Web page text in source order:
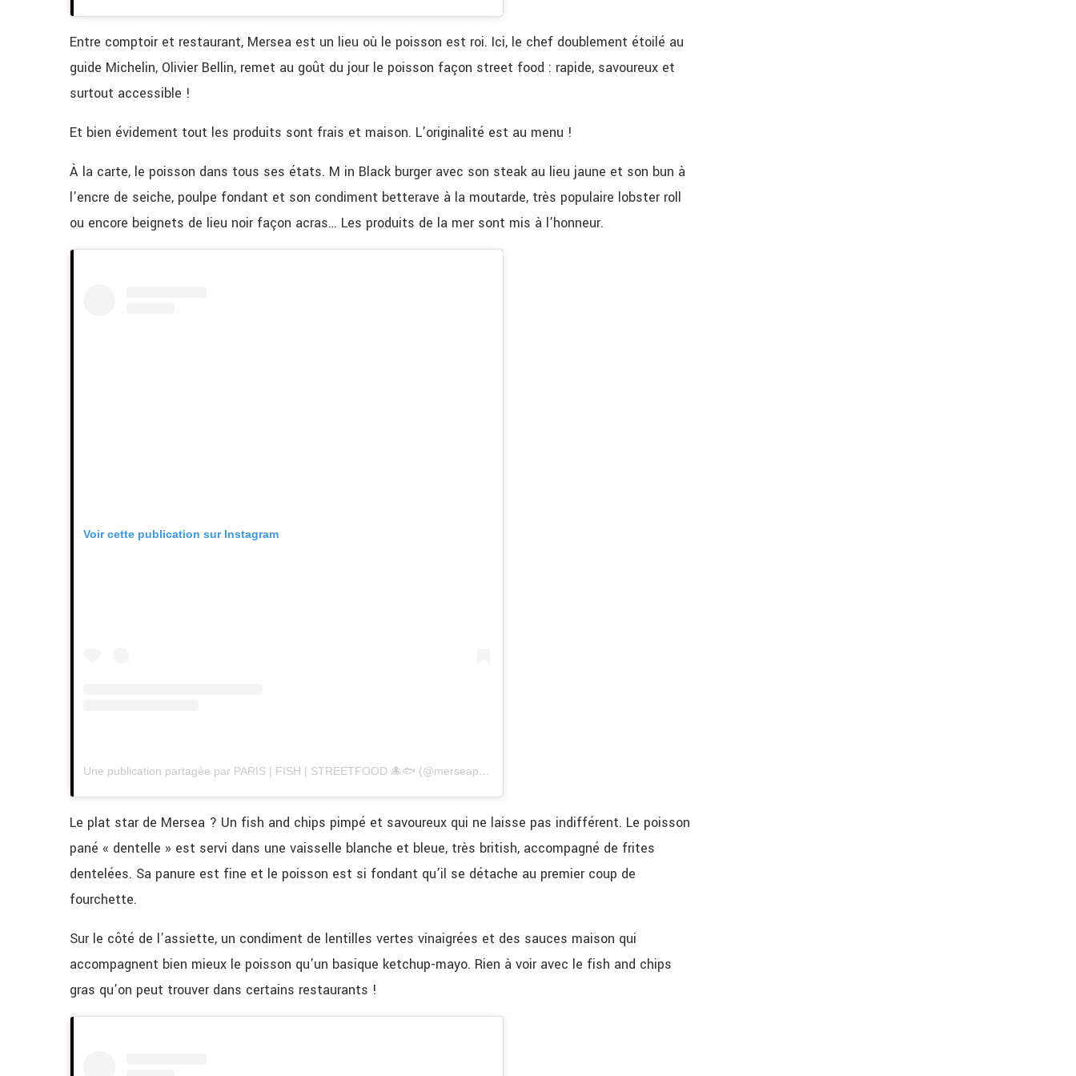
Entre comptoir et restaurant, Mersea est un lieu où le poisson est roi. Ici, le chef doublement étoilé au
guide Michelin, Olivier Bellin, remet au goût du jour le poisson façon street food : rapide, savoureux et
surtout accessible !
Et bien évidement tout les produits sont frais et maison. L’originalité est au menu !
À la carte, le poisson dans tous ses états. M in Black burger avec son steak au lieu jaune et son bun à
l’encre de seiche, poulpe fondant et son condiment betterave à la moutarde, très populaire lobster roll
ou encore beignets de lieu noir façon acras… Les produits de la mer sont mis à l’honneur.
Voir cette publication sur Instagram
Une publication partagée par PARIS | FISH | STREETFOOD 🐙🐟 (@merseaparis)
Le plat star de Mersea ? Un fish and chips pimpé et savoureux qui ne laisse pas indifférent. Le poisson
pané « dentelle » est servi dans une vaisselle blanche et bleue, très british, accompagné de frites
dentelées. Sa panure est fine et le poisson est si fondant qu’il se détache au premier coup de
fourchette.
Sur le côté de l’assiette, un condiment de lentilles vertes vinaigrées et des sauces maison qui
accompagnent bien mieux le poisson qu’un basique ketchup-mayo. Rien à voir avec le fish and chips
gras qu’on peut trouver dans certains restaurants !